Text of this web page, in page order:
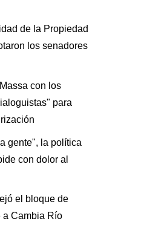
de la Propiedad
los senadores
con los
para
gente", la política
con dolor al
el bloque de
a Cambia Río